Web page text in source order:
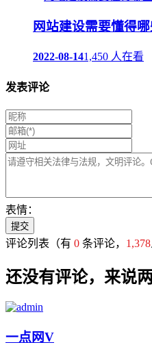
网站建设需要懂得
2022-08-141,450 人在看
发表评论
表情：
评论列表 （有 0 条评论， 1,378
还没有评论，来说
一点网V